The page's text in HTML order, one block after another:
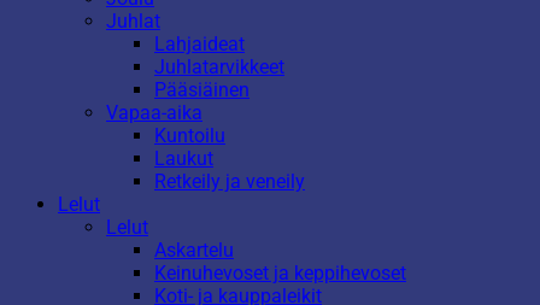
Juhlat
Lahjaideat
Juhlatarvikkeet
Pääsiäinen
Vapaa-aika
Kuntoilu
Laukut
Retkeily ja veneily
Lelut
Lelut
Askartelu
Keinuhevoset ja keppihevoset
Koti- ja kauppaleikit